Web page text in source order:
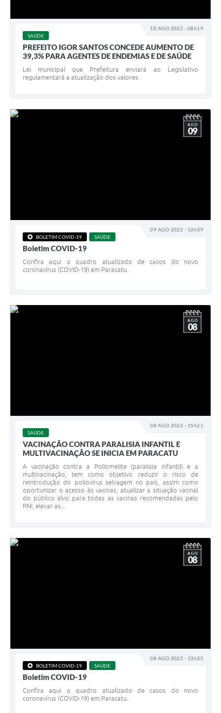
10 AGO 2022 - 08h19
SAÚDE
PREFEITO IGOR SANTOS CONCEDE AUMENTO DE
39,3% PARA AGENTES DE ENDEMIAS E DE SAÚDE
Lei municipal que Prefeitura enviará ao Legislativo
regulamentará a atualização dos valores.
09 AGO 2022 - 16h39
AGO
09
BOLETIM COVID-19 SAÚDE
Boletim COVID-19
Confira aqui o quadro atualizado de casos do novo
coronavírus (COVID-19) em Paracatu.
08 AGO 2022 - 15h21
AGO
08
SAÚDE
VACINAÇÃO CONTRA PARALISIA INFANTIL E
MULTIVACINAÇÃO SE INICIA EM PARACATU
A vacinação contra a Poliomelite (paralisia infantil) e a
multivacinação, tem como objetivo reduzir o risco de
reintrodução do poliovírus selvagem no país, assim como
oportunizar o acesso às vacinas, atualizar a situação vacinal
do público alvo para todas as vacinas recomendadas pelo
PNI, elevar as...
08 AGO 2022 - 13h35
AGO
08
BOLETIM COVID-19 SAÚDE
Boletim COVID-19
Confira aqui o quadro atualizado de casos do novo
coronavírus (COVID-19) em Paracatu.